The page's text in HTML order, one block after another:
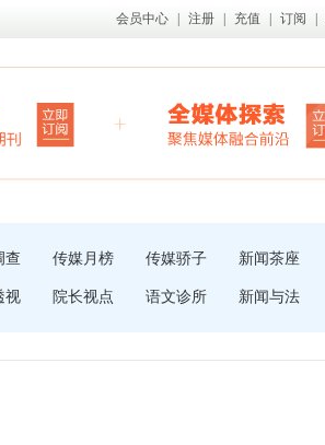
会员中心 注册 充值 订阅
查 传媒月榜 传媒骄子 新闻茶座
视 院长视点 语文诊所 新闻与法